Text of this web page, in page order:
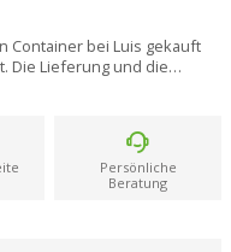
Container bei Luis gekauft
Die Lieferung und die
zentimetergenau und
– macht weiter so!“–
Persönliche
Beratung